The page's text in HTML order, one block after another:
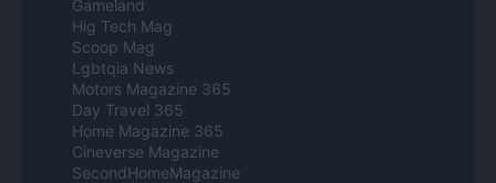
Gameland
Hig Tech Mag
Scoop Mag
Lgbtqia News
Motors Magazine 365
Day Travel 365
Home Magazine 365
Cineverse Magazine
SecondHomeMagazine